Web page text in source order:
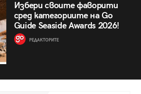
Избери своите фаворити
сред категориите на Go
Guide Seaside Awards 2026!
РЕДАКТОРИТЕ